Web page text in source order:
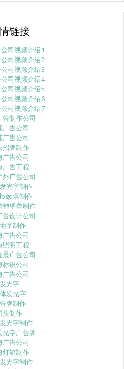
链接
司视频介绍1
司视频介绍2
司视频介绍3
司视频介绍4
司视频介绍5
司视频介绍6
司视频介绍7
告制作公司
广告公司
广告公司
招牌制作
广告公司
广告工程
外广告公司
光字制作
墙制作
神堡垒制作
告设计公司
字制作
广告公司
照明工程
晨广告公司
标识公司
广告公司
发光字
发光字
牌制作
头制作
光字制作
光字广告牌
广告公司
灯箱制作
光字制作